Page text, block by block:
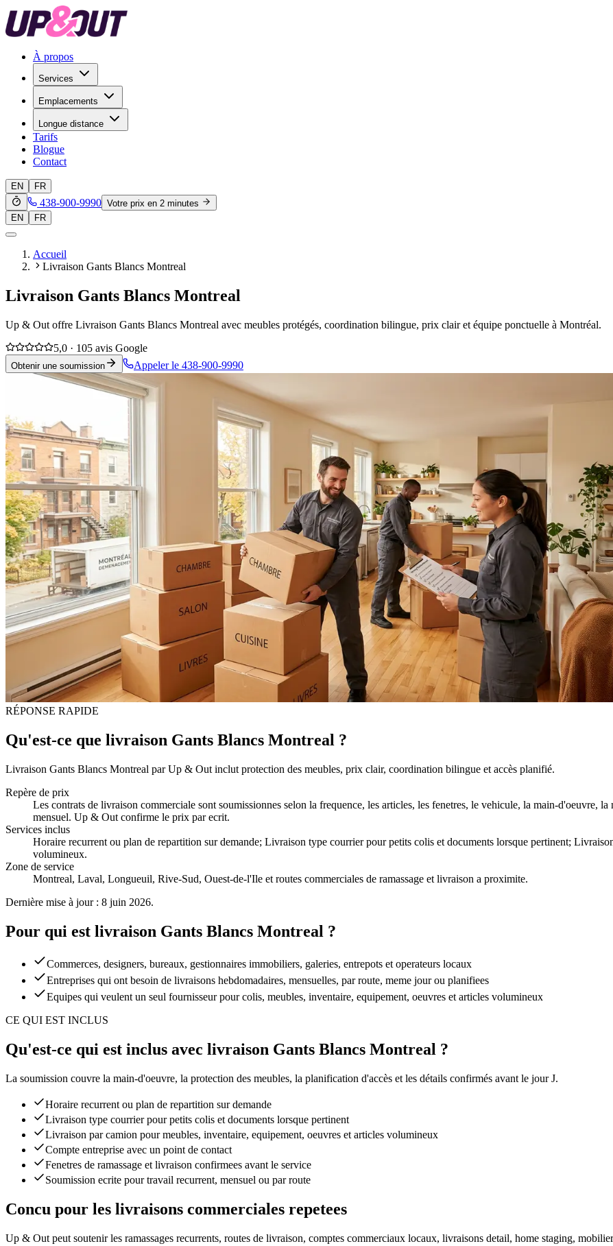
À propos
Services
Emplacements
Longue distance
Tarifs
Blogue
Contact
EN FR
438-900-9990 Votre prix en 2 minutes
EN
FR
Accueil
Livraison Gants Blancs Montreal
Livraison Gants Blancs Montreal
Up & Out offre Livraison Gants Blancs Montreal avec meubles protégés, coordination bilingue, prix clair et équipe ponctuelle à Montréal.
5,0 · 105 avis Google
Obtenir une soumission Appeler le 438-900-9990
RÉPONSE RAPIDE
Qu'est-ce que livraison Gants Blancs Montreal ?
Livraison Gants Blancs Montreal par Up & Out inclut protection des meubles, prix clair, coordination bilingue et accès planifié.
Repère de prix
Les contrats de livraison commerciale sont soumissionnes selon la frequence, les articles, les fenetres, le vehicule, la main-d'oeuvre,
mensuel. Up & Out confirme le prix par ecrit.
Services inclus
Horaire recurrent ou plan de repartition sur demande; Livraison type courrier pour petits colis et documents lorsque pertinent;
volumineux.
Zone de service
Montreal, Laval, Longueuil, Rive-Sud, Ouest-de-l'Ile et routes commerciales de ramassage et livraison a proximite.
Dernière mise à jour : 8 juin 2026.
Pour qui est livraison Gants Blancs Montreal ?
Commerces, designers, bureaux, gestionnaires immobiliers, galeries, entrepots et operateurs locaux
Entreprises qui ont besoin de livraisons hebdomadaires, mensuelles, par route, meme jour ou planifiees
Equipes qui veulent un seul fournisseur pour colis, meubles, inventaire, equipement, oeuvres et articles volumineux
CE QUI EST INCLUS
Qu'est-ce qui est inclus avec livraison Gants Blancs Montreal ?
La soumission couvre la main-d'oeuvre, la protection des meubles, la planification d'accès et les détails confirmés avant le jour J.
Horaire recurrent ou plan de repartition sur demande
Livraison type courrier pour petits colis et documents lorsque pertinent
Livraison par camion pour meubles, inventaire, equipement, oeuvres et articles volumineux
Compte entreprise avec un point de contact
Fenetres de ramassage et livraison confirmees avant le service
Soumission ecrite pour travail recurrent, mensuel ou par route
Concu pour les livraisons commerciales repetees
Up & Out peut soutenir les ramassages recurrents, routes de livraison, comptes commerciaux locaux, livraisons detail, home staging,